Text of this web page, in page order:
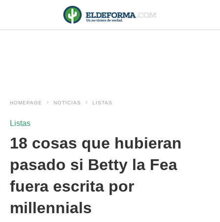
HOMEPAGE NOTICIAS LISTAS
Listas
18 cosas que hubieran
pasado si Betty la Fea
fuera escrita por
millennials